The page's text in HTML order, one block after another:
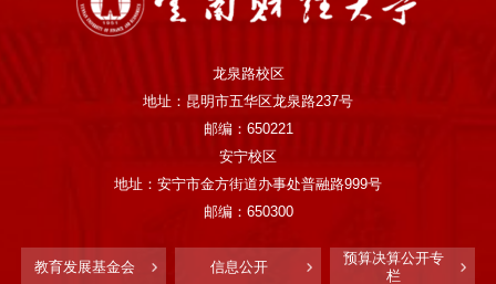
龙泉路校区
地址：昆明市五华区龙泉路237号
邮编：650221
安宁校区
地址：安宁市金方街道办事处普融路999号
邮编：650300
教育发展基金会 信息公开
预算决算公开专
栏